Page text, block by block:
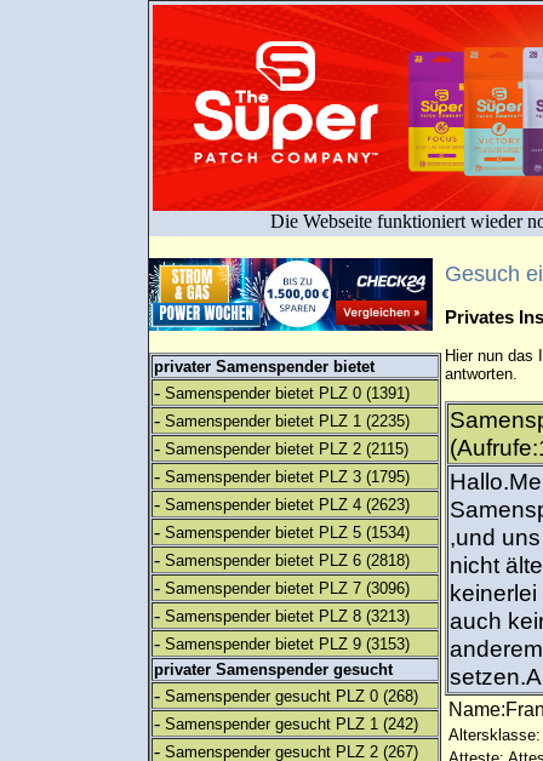
Die Webseite funktioniert wieder
privater Samenspender bietet
- Samenspender bietet PLZ 0 (1391)
- Samenspender bietet PLZ 1 (2235)
- Samenspender bietet PLZ 2 (2115)
- Samenspender bietet PLZ 3 (1795)
- Samenspender bietet PLZ 4 (2623)
- Samenspender bietet PLZ 5 (1534)
- Samenspender bietet PLZ 6 (2818)
- Samenspender bietet PLZ 7 (3096)
- Samenspender bietet PLZ 8 (3213)
- Samenspender bietet PLZ 9 (3153)
privater Samenspender gesucht
- Samenspender gesucht PLZ 0 (268)
- Samenspender gesucht PLZ 1 (242)
- Samenspender gesucht PLZ 2 (267)
Gesuch
Privates
Hier nun das
antworten.
,und
nicht
auch
Altersklasse: